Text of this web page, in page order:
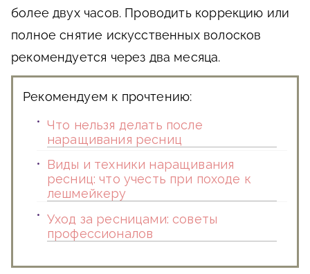
более двух часов. Проводить коррекцию или
полное снятие искусственных волосков
рекомендуется через два месяца.
Рекомендуем к прочтению:
Что нельзя делать после
наращивания ресниц
Виды и техники наращивания
ресниц: что учесть при походе к
лешмейкеру
Уход за ресницами: советы
профессионалов